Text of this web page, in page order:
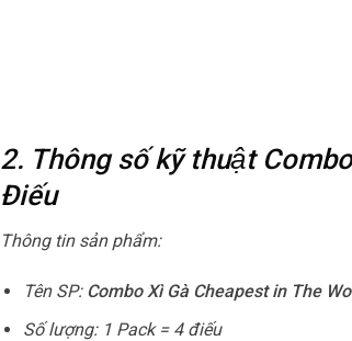
2. Thông số kỹ thuật
Điếu
Thông tin sản phẩm:
Tên SP: Combo Xì Gà Cheapest in The
Số lượng: 1 Pack = 4 điếu